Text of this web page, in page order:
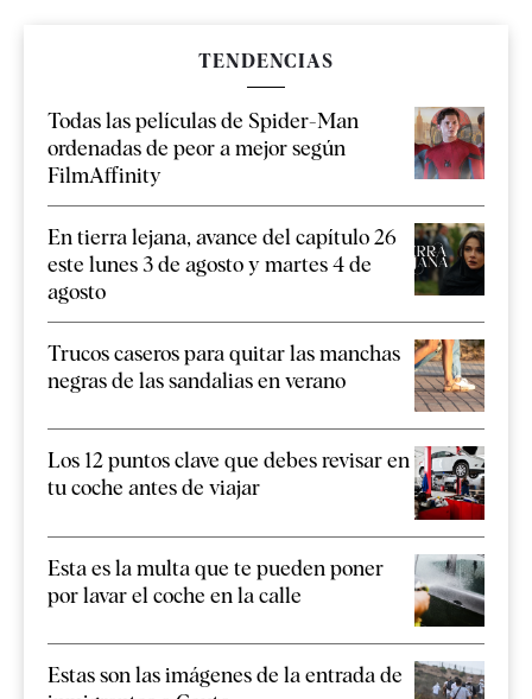
TENDENCIAS
Todas las películas de Spider-Man
ordenadas de peor a mejor según
FilmAffinity
En tierra lejana, avance del capítulo 26
este lunes 3 de agosto y martes 4 de
agosto
Trucos caseros para quitar las manchas
negras de las sandalias en verano
Los 12 puntos clave que debes revisar en
tu coche antes de viajar
Esta es la multa que te pueden poner
por lavar el coche en la calle
Estas son las imágenes de la entrada de